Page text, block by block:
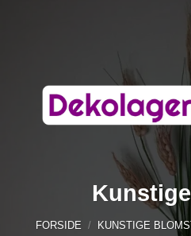
FORSIDE / KUNSTIGE